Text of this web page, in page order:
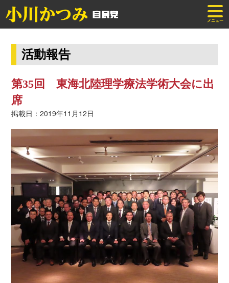
メニュー
活動報告
第35回 東海北陸理学療法学術大会に出
席
掲載日：2019年11月12日